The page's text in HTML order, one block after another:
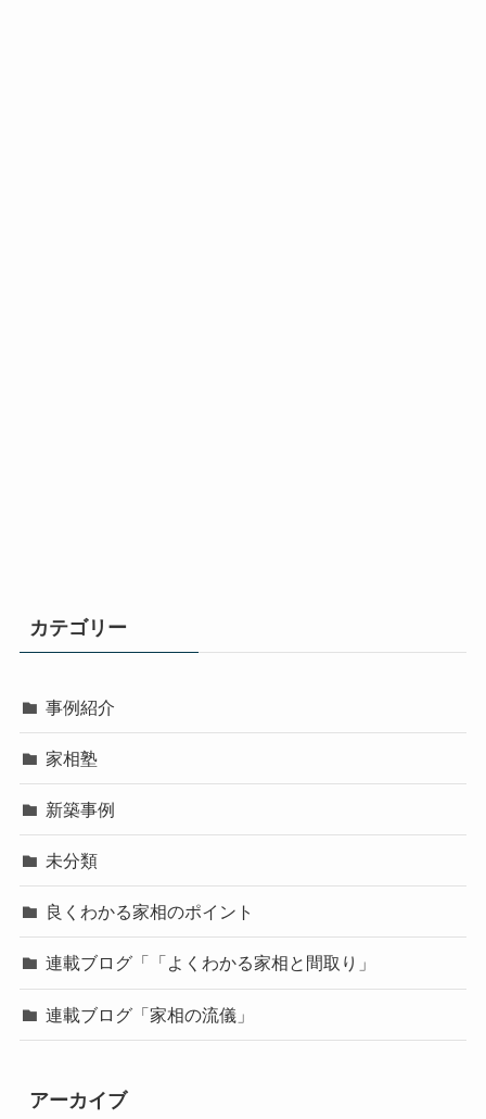
カテゴリー
事例紹介
家相塾
新築事例
未分類
良くわかる家相のポイント
連載ブログ「「よくわかる家相と間取り」
連載ブログ「家相の流儀」
アーカイブ